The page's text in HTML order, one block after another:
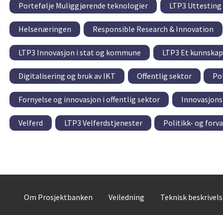
Portefølje Muliggjørende teknologier LTP3
Helsenæringen Responsible Research & Innovation
LTP3 Innovasjon i stat og kommune LTP3 Et
Digitalisering og bruk av IKT Offentlig sektor
Fornyelse og innovasjon i offentlig sektor
Velferd LTP3 Velferdstjenester Politikk- og
Om Prosjektbanken Veiledning Teknisk